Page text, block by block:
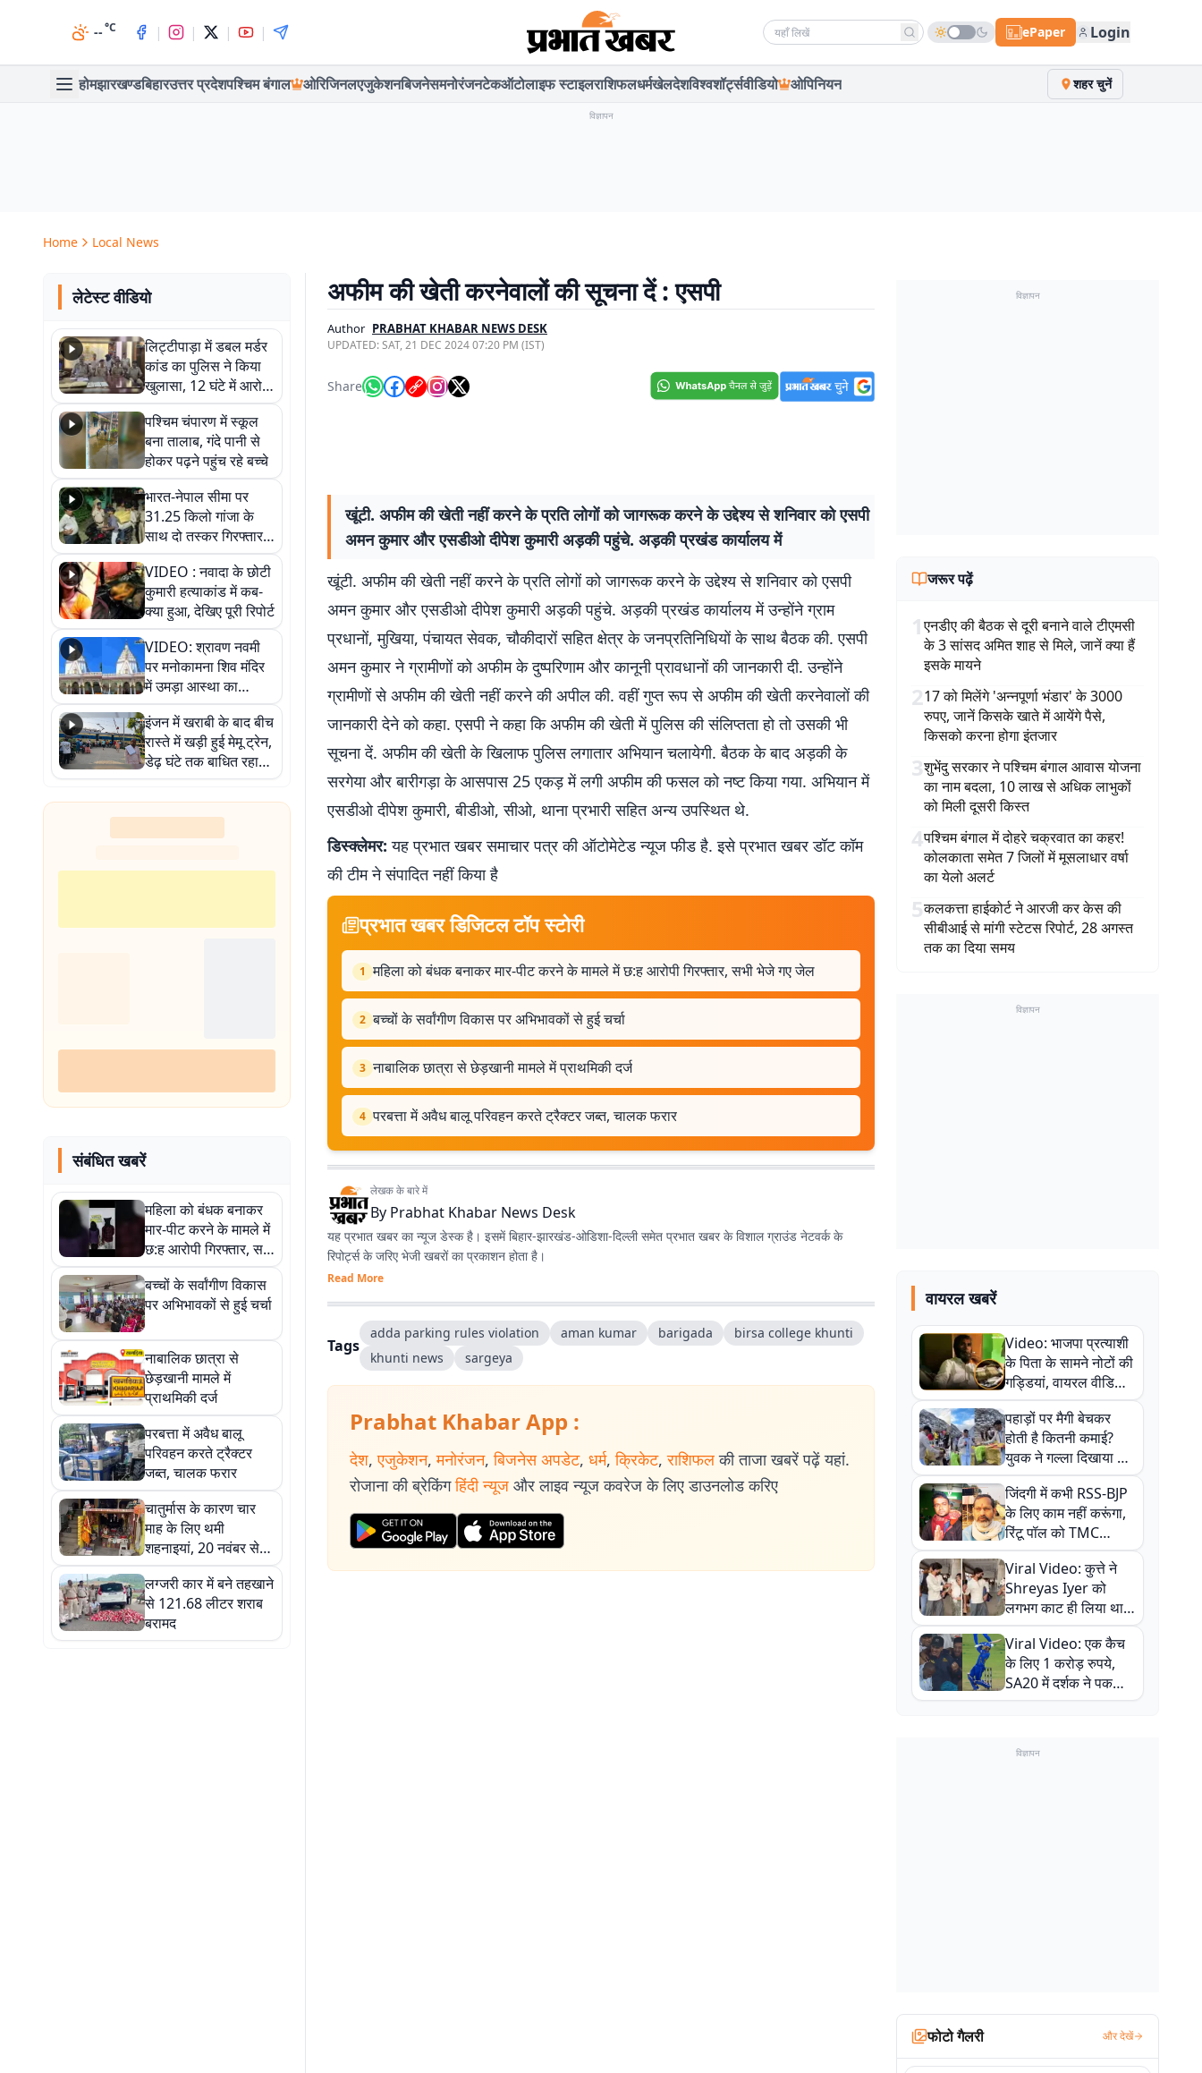
--°C | | | | Search news ePaper Login
होमझारखण्डबिहारउत्तर प्रदेशपश्चिम बंगाल ओरिजिनलएजुकेशनबिजनेसमनोरंजनटेकऑटोलाइफ स्टाइलराशिफलधर्मखेलदेशविश्वशॉर्ट्सवीडियो ओपिनियन शहर चुनें
विज्ञापन
Home Local News
लेटेस्ट वीडियो
लिट्टीपाड़ा में डबल मर्डर
कांड का पुलिस ने किया
खुलासा, 12 घंटे में आरोपी
गिरफ्तार
पश्चिम चंपारण में स्कूल
बना तालाब, गंदे पानी से
होकर पढ़ने पहुंच रहे बच्चे
भारत-नेपाल सीमा पर
31.25 किलो गांजा के
साथ दो तस्कर गिरफ्तार,
नेपाली नंबर की बाइक
जब्त
VIDEO : नवादा के छोटी
कुमारी हत्याकांड में कब-
क्या हुआ, देखिए पूरी रिपोर्ट
VIDEO: श्रावण नवमी
पर मनोकामना शिव मंदिर
में उमड़ा आस्था का
सैलाब, हर-हर महादेव के
जयघोष से गूंजा परिसर
इंजन में खराबी के बाद बीच
रास्ते में खड़ी हुई मेमू ट्रेन,
डेढ़ घंटे तक बाधित रहा
आवागमन
संबंधित खबरें
महिला को बंधक बनाकर
मार-पीट करने के मामले में
छ:ह आरोपी गिरफ्तार, सभी
भेजे गए जेल
बच्चों के सर्वांगीण विकास
पर अभिभावकों से हुई चर्चा
नाबालिक छात्रा से
छेड़खानी मामले में
प्राथमिकी दर्ज
परबत्ता में अवैध बालू
परिवहन करते ट्रैक्टर
जब्त, चालक फरार
चातुर्मास के कारण चार
माह के लिए थमी
शहनाइयां, 20 नवंबर से
फिर गूंजेंगे विवाह के मंगल
गीत
लग्जरी कार में बने तहखाने
से 121.68 लीटर शराब
बरामद
अफीम की खेती करनेवालों की सूचना दें : एसपी
Author PRABHAT KHABAR NEWS DESK
UPDATED:SAT, 21 DEC 2024 07:20 PM (IST)
Share
खूंटी. अफीम की खेती नहीं करने के प्रति लोगों को जागरूक करने के उद्देश्य से शनिवार को एसपी
अमन कुमार और एसडीओ दीपेश कुमारी अड़की पहुंचे. अड़की प्रखंड कार्यालय में
खूंटी. अफीम की खेती नहीं करने के प्रति लोगों को जागरूक करने के उद्देश्य से शनिवार को एसपी
अमन कुमार और एसडीओ दीपेश कुमारी अड़की पहुंचे. अड़की प्रखंड कार्यालय में उन्होंने ग्राम
प्रधानों, मुखिया, पंचायत सेवक, चौकीदारों सहित क्षेत्र के जनप्रतिनिधियों के साथ बैठक की. एसपी
अमन कुमार ने ग्रामीणों को अफीम के दुष्परिणाम और कानूनी प्रावधानों की जानकारी दी. उन्होंने
ग्रामीणों से अफीम की खेती नहीं करने की अपील की. वहीं गुप्त रूप से अफीम की खेती करनेवालों की
जानकारी देने को कहा. एसपी ने कहा कि अफीम की खेती में पुलिस की संलिप्तता हो तो उसकी भी
सूचना दें. अफीम की खेती के खिलाफ पुलिस लगातार अभियान चलायेगी. बैठक के बाद अड़की के
सरगेया और बारीगड़ा के आसपास 25 एकड़ में लगी अफीम की फसल को नष्ट किया गया. अभियान में
एसडीओ दीपेश कुमारी, बीडीओ, सीओ, थाना प्रभारी सहित अन्य उपस्थित थे.
डिस्क्लेमर: यह प्रभात खबर समाचार पत्र की ऑटोमेटेड न्यूज फीड है. इसे प्रभात खबर डॉट कॉम
की टीम ने संपादित नहीं किया है
प्रभात खबर डिजिटल टॉप स्टोरी
1 महिला को बंधक बनाकर मार-पीट करने के मामले में छ:ह आरोपी गिरफ्तार, सभी भेजे गए जेल
2 बच्चों के सर्वांगीण विकास पर अभिभावकों से हुई चर्चा
3 नाबालिक छात्रा से छेड़खानी मामले में प्राथमिकी दर्ज
4 परबत्ता में अवैध बालू परिवहन करते ट्रैक्टर जब्त, चालक फरार
लेखक के बारे में
By Prabhat Khabar News Desk
यह प्रभात खबर का न्यूज डेस्क है। इसमें बिहार-झारखंड-ओडिशा-दिल्‍ली समेत प्रभात खबर के विशाल ग्राउंड नेटवर्क के
रिपोर्ट्स के जरिए भेजी खबरों का प्रकाशन होता है।
Read More
Tags
adda parking rules violation aman kumar barigada
birsa college khunti
khunti news
sargeya
Prabhat Khabar App :
देश, एजुकेशन, मनोरंजन, बिजनेस अपडेट, धर्म, क्रिकेट, राशिफल की ताजा खबरें पढ़ें यहां.
रोजाना की ब्रेकिंग हिंदी न्यूज और लाइव न्यूज कवरेज के लिए डाउनलोड करिए
विज्ञापन
जरूर पढ़ें
1एनडीए की बैठक से दूरी बनाने वाले टीएमसी
के 3 सांसद अमित शाह से मिले, जानें क्या हैं
इसके मायने
217 को मिलेंगे 'अन्नपूर्णा भंडार' के 3000
रुपए, जानें किसके खाते में आयेंगे पैसे,
किसको करना होगा इंतजार
3शुभेंदु सरकार ने पश्चिम बंगाल आवास योजना
का नाम बदला, 10 लाख से अधिक लाभुकों
को मिली दूसरी किस्त
4पश्चिम बंगाल में दोहरे चक्रवात का कहर!
कोलकाता समेत 7 जिलों में मूसलाधार वर्षा
का येलो अलर्ट
5कलकत्ता हाईकोर्ट ने आरजी कर केस की
सीबीआई से मांगी स्टेटस रिपोर्ट, 28 अगस्त
तक का दिया समय
विज्ञापन
वायरल खबरें
Video: भाजपा प्रत्याशी
के पिता के सामने नोटों की
गड्डियां, वायरल वीडियो
से राजनीति में उबाल,
अजित महतो बोले- TMC
की गंदी चाल
पहाड़ों पर मैगी बेचकर
होती है कितनी कमाई?
युवक ने गल्ला दिखाया तो
नौकरी वालों के खड़े हो गए
कान
जिंदगी में कभी RSS-BJP
के लिए काम नहीं करूंगा,
रिंटू पॉल को TMC
ऑफिस में ले जाकर पीटा,
Video वायरल
Viral Video: कुत्ते ने
Shreyas Iyer को
लगभग काट ही लिया था,
न्यूजीलैंड सीरीज से पहले
बाल-बाल बचे
Viral Video: एक कैच
के लिए 1 करोड़ रुपये,
SA20 में दर्शक ने पकड़ा
एक हाथ से गजब का कैच
विज्ञापन
फोटो गैलरी और देखें